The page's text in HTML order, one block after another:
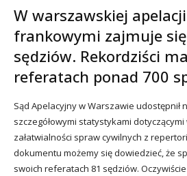
W warszawskiej
frankowymi zajmuje się
sędziów. Rekordziści
referatach ponad 700
Sąd Apelacyjny w Warszawie udostępnił
szczegółowymi statystykami dotyczącymi
załatwialności spraw cywilnych z
dokumentu możemy się dowiedzieć, że
swoich referatach 81 sędziów.